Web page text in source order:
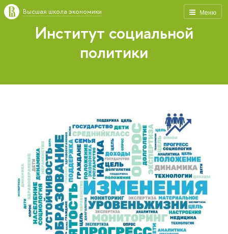
Меню
Высшая школа экономики
Институт социальной
политики